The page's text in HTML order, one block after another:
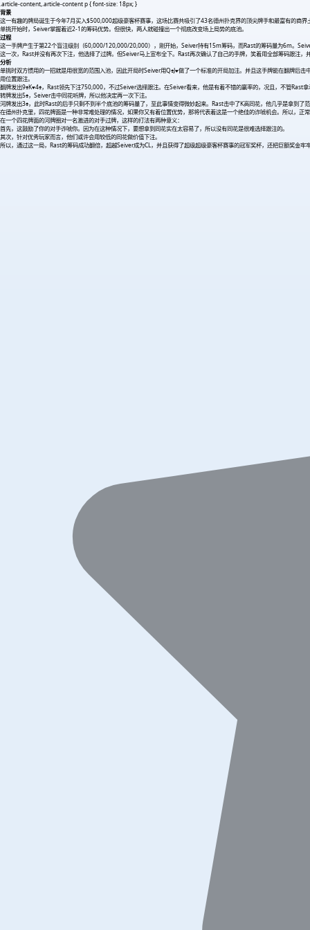
.article-content,.article-content p { font-size: 18px; }
背景
这一有趣的牌局诞生于今年7月买入$500,000超级豪客杯赛事，这场比赛共吸引了43名德州扑克界的顶尖牌手和最富有的
单挑开始时，Seiver掌握着近2-1的筹码优势。但很快，两人就碰撞出一个彻底改变场上局势的底池。
过程
这一手牌产生于第22个盲注级别（60,000/120,000/20,000），刚开始，Seiver持有15m筹码，而Rast的筹码量为6m。
这一次，Rast并没有再次下注，他选择了过牌。但Seiver马上宣布全下。Rast再次确认了自己的手牌，笑着用全部筹码跟注
分析
单挑时双方惯用的一招就是用很宽的范围入池，因此开局时Seiver用Q♠J♥做了一个标准的开局加注。并且这手牌能在翻牌后击
用位置跟注。
翻牌发出9♠K♥4♠，Rast领先下注750,000，不过Seiver选择跟注。在Seiver看来，他是有着不错的赢率的，况且，不管Rast
转牌发出5♠，Seiver击中同花听牌，所以他决定再一次下注。
河牌发出3♠，此时Rast的后手只剩不到半个底池的筹码量了，至此事情变得微妙起来。Rast击中了K高同花，他几乎是拿到
在德州扑克里，四花牌面是一种非常难处理的情况，如果你又有着位置优势，那将代表着这是一个绝佳的诈唬机会。所以，
在一个四花牌面的河牌圈对一名激进的对手过牌，这样的打法有两种意义：
首先，这鼓励了你的对手诈唬你。因为在这种情况下，要想拿到同花实在太容易了，所以没有同花是很难选择跟注的。
其次，针对优秀玩家而言，他们或许会用较低的同花做价值下注。
所以，通过这一局，Rast的筹码成功翻倍，超越Seiver成为CL，并且获得了超级超级豪客杯赛事的冠军奖杯，还把巨额奖金牢